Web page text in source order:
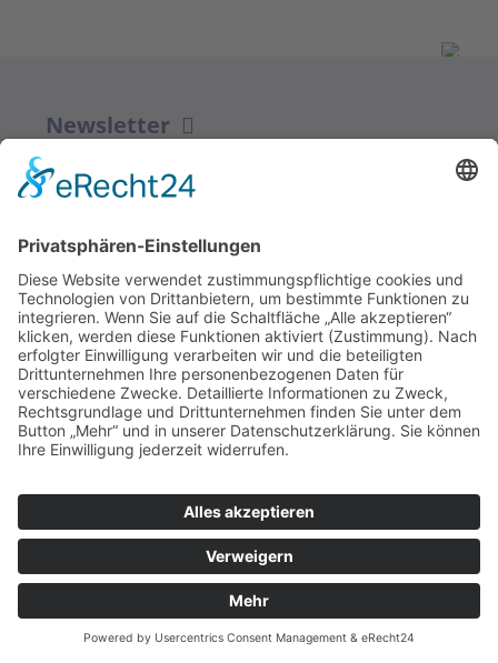
Newsletter
ZUR ANMELDUNG
Redaktion bbkult.net
Centrum Bavaria Bohemia (CeBB)
Dr. Veronika Hofinger
Freyung 1, 92539 Schönsee
Tel.:+49 (0)9674 / 92 48 78
veronika.hofinger@cebb.de
bbkult.net
Datenschutzerklärung